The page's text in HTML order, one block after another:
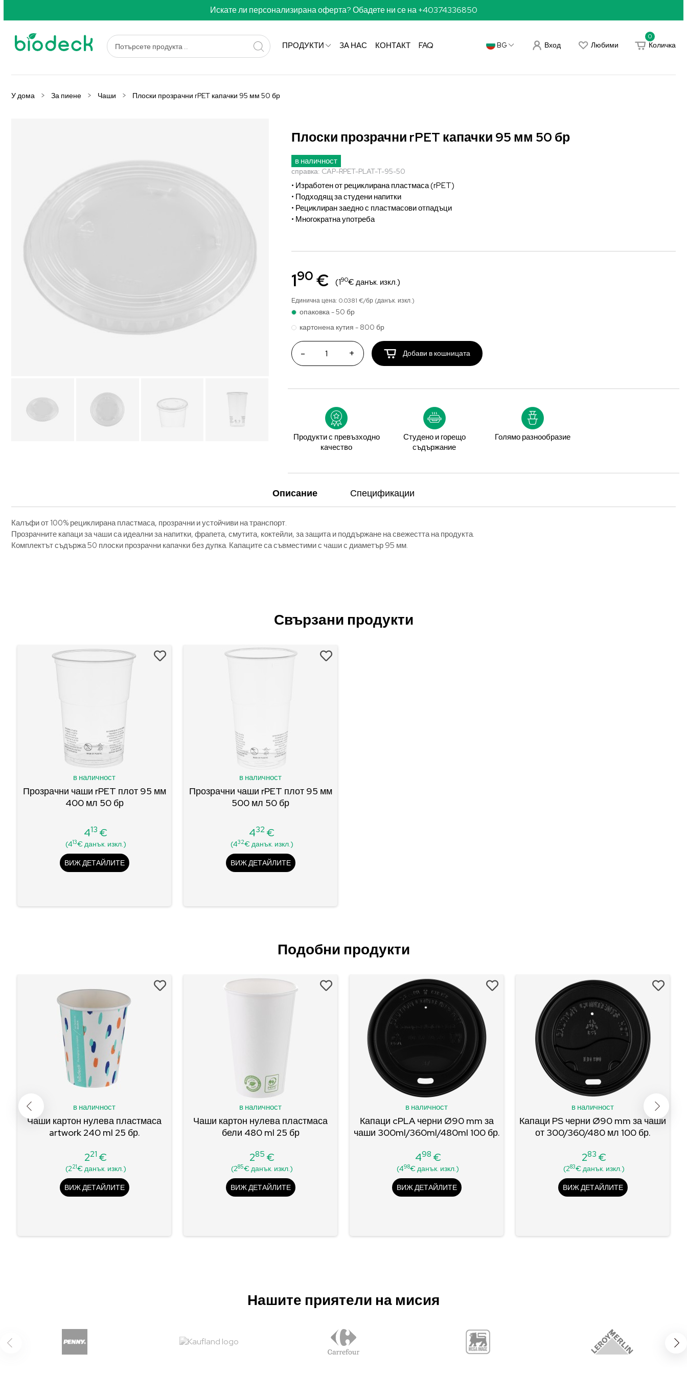
Искате ли персонализирана оферта? Обадете ни се на +40374336850
ПРОДУКТИ ЗА НАС КОНТАКТ FAQ BG Вход Любими
0
Количка
У дома За пиене Чаши Плоски прозрачни rPET капачки 95 мм 50 бр
Плоски прозрачни rPET капачки 95 мм 50 бр
в наличност
справка: CAP-RPET-PLAT-T-95-50
• Изработен от рециклирана пластмаса (rPET)
• Подходящ за студени напитки
• Рециклиран заедно с пластмасови отпадъци
• Многократна употреба
190 € (190€ данък. изкл.)
Единична цена: 0.0381 €/бр (данък. изкл.)
опаковка - 50 бр
картонена кутия - 800 бр
- + Добави в кошницата
Продукти с превъзходно
качество
Студено и горещо
съдържание
Голямо разнообразие
Описание Спецификации
Калъфи от 100% рециклирана пластмаса, прозрачни и устойчиви на транспорт.
Прозрачните капаци за чаши са идеални за напитки, фрапета, смутита, коктейли, за защита и поддържане на свежестта на продукта.
Комплектът съдържа 50 плоски прозрачни капачки без дупка. Капаците са съвместими с чаши с диаметър 95 мм.
Свързани продукти
в наличност
Прозрачни чаши rPET плот 95 мм
400 мл 50 бр
Цена
413 €
(413€ данък. изкл.)
ВИЖ ДЕТАЙЛИТЕ
в наличност
Прозрачни чаши rPET плот 95 мм
500 мл 50 бр
Цена
432 €
(432€ данък. изкл.)
ВИЖ ДЕТАЙЛИТЕ
Подобни продукти
в наличност
Чаши картон нулева пластмаса
artwork 240 ml 25 бр.
Цена
221 €
(221€ данък. изкл.)
ВИЖ ДЕТАЙЛИТЕ
в наличност
Чаши картон нулева пластмаса
бели 480 ml 25 бр
Цена
285 €
(285€ данък. изкл.)
ВИЖ ДЕТАЙЛИТЕ
в наличност
Капаци cPLA черни Ø90 mm за
чаши 300ml/360ml/480ml 100 бр.
Цена
498 €
(498€ данък. изкл.)
ВИЖ ДЕТАЙЛИТЕ
в наличност
Капаци PS черни Ø90 mm за чаши
от 300/360/480 мл 100 бр.
Цена
283 €
(283€ данък. изкл.)
ВИЖ ДЕТАЙЛИТЕ
Нашите приятели на мисия